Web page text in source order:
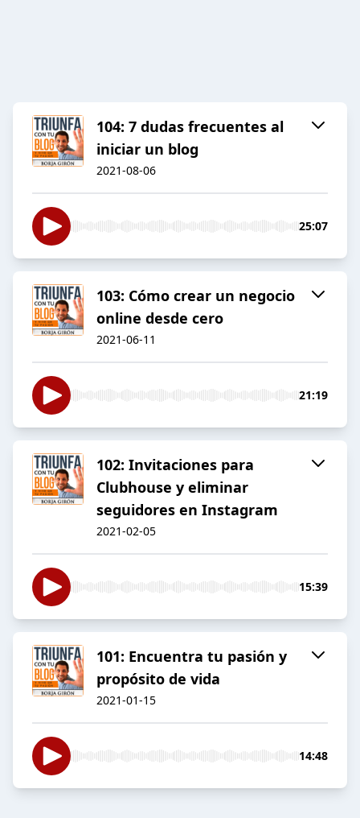
104: 7 dudas frecuentes al
iniciar un blog
2021-08-06
25:07
103: Cómo crear un negocio
online desde cero
2021-06-11
21:19
102: Invitaciones para
Clubhouse y eliminar
seguidores en Instagram
2021-02-05
15:39
101: Encuentra tu pasión y
propósito de vida
2021-01-15
14:48